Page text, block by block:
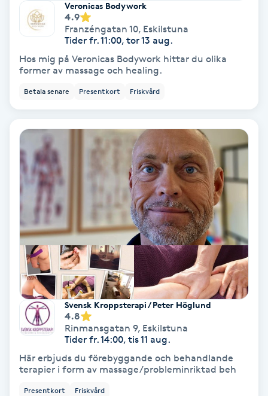
Permanent hårborttagning
Permanent ögonbrynsmakeup
Personal shopper
Personlig tränare
Picolaser
Piercing
Pigmentbehandling
Pigmentfläckar
Plastikkirurgi
Powder brows
PRP (Platelet Rich Plasma)
Veronicas Bodywork
4.9
Franzéngatan 10, Eskilstuna
Tider fr. 11:00, tor 13 aug.
Hos mig på Veronicas Bodywork hittar du olika
former av massage och healing.
Betala senare Presentkort Friskvård
Svensk Kroppsterapi / Peter Höglund
4.8
Rinmansgatan 9, Eskilstuna
Tider fr. 14:00, tis 11 aug.
Här erbjuds du förebyggande och behandlande
terapier i form av massage/probleminriktad beh
Presentkort Friskvård